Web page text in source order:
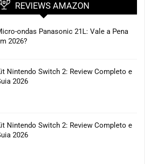
REVIEWS AMAZON
ondas Panasonic 21L: Vale a Pena
2026?
Nintendo Switch 2: Review Completo e
2026
Nintendo Switch 2: Review Completo e
2026